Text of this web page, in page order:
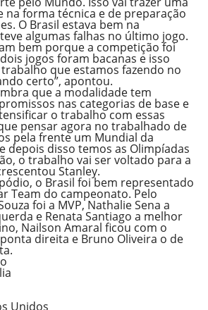
na forma técnica e de preparação
O Brasil estava bem na
algumas falhas no último jogo.
bem porque a competição foi
jogos foram bacanas e isso
que estamos fazendo no
certo”, apontou.
que a modalidade tem
nas categorias de base e
o trabalho com essas
pensar agora no trabalhado de
pela frente um Mundial da
depois disso temos as Olimpíadas
o trabalho vai ser voltado para a
Stanley.
o Brasil foi bem representado
Team do campeonato. Pelo
foi a MVP, Nathalie Sena a
e Renata Santiago a melhor
Nailson Amaral ficou com o
direita e Bruno Oliveira o de
Unidos